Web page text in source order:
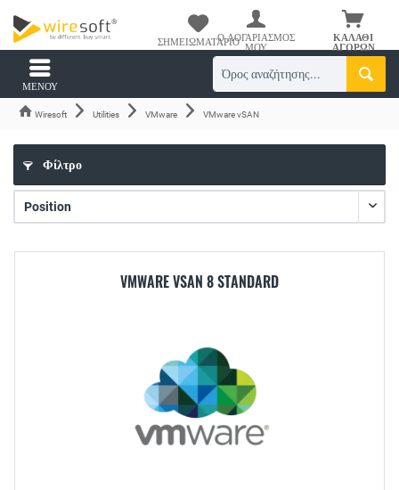
ΚΑΛΆΘΙ
ΑΓΟΡΏΝ
ΣΗΜΕΙΩΜΑΤΆΡΙΟΟ ΛΟΓΑΡΙΑΣΜΌΣ
ΜΟΥ
ΜΕΝΟΎ
Wiresoft Utilities VMware VMware vSAN
Φίλτρο
VMWARE VSAN 8 STANDARD